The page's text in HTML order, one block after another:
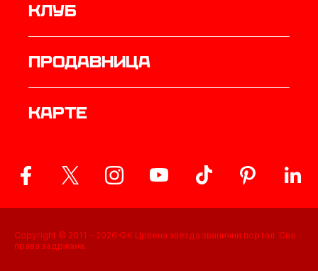
Клуб
продавница
Карте
Copyright © 2011 - 2026 ФК Црвена звезда званични портал. Сва
права задржана.